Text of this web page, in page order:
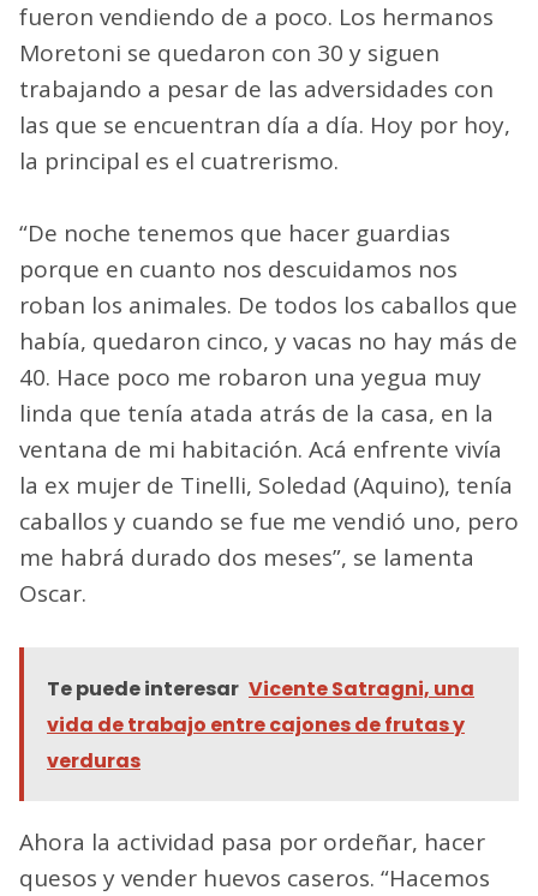
fueron vendiendo de a poco. Los hermanos
Moretoni se quedaron con 30 y siguen
trabajando a pesar de las adversidades con
las que se encuentran día a día. Hoy por hoy,
la principal es el cuatrerismo.
“De noche tenemos que hacer guardias
porque en cuanto nos descuidamos nos
roban los animales. De todos los caballos que
había, quedaron cinco, y vacas no hay más de
40. Hace poco me robaron una yegua muy
linda que tenía atada atrás de la casa, en la
ventana de mi habitación. Acá enfrente vivía
la ex mujer de Tinelli, Soledad (Aquino), tenía
caballos y cuando se fue me vendió uno, pero
me habrá durado dos meses”, se lamenta
Oscar.
Te puede interesar Vicente Satragni, una
vida de trabajo entre cajones de frutas y
verduras
Ahora la actividad pasa por ordeñar, hacer
quesos y vender huevos caseros. “Hacemos